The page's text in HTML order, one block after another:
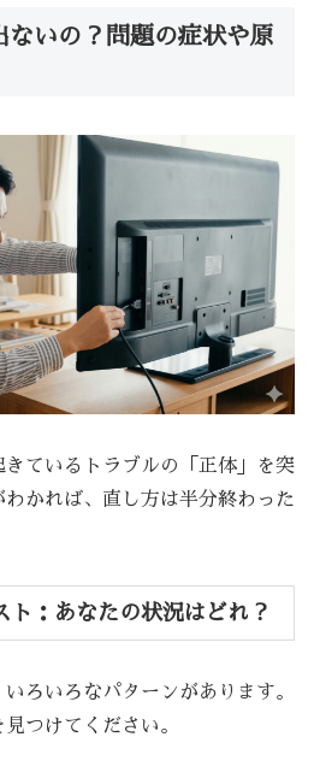
ないの？問題の症状や原
ているトラブルの「正体」を突
かれば、直し方は半分終わった
ト：あなたの状況はどれ？
ろいろなパターンがあります。
つけてください。